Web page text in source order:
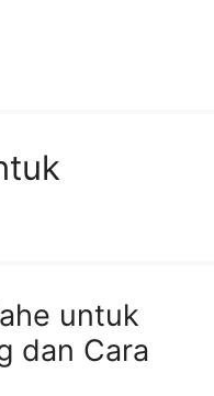
untuk
dan Cara